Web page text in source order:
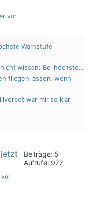
, vor
Warnstufe
wissen: Bei höchste...
fliegen lassen, wenn
war mir so klar
jetzt
vor
Beiträge: 5
Aufrufe: 977